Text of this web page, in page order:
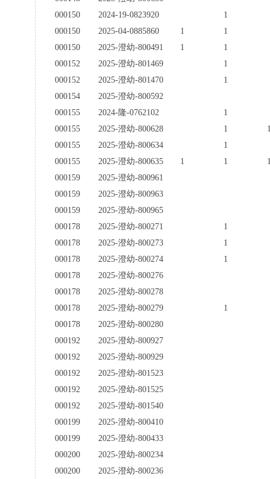
000150
2024-19-0823920
1
000150
2025-04-0885860 1
1
000150
2025-澄幼-800491 1
1
000152
2025-澄幼-801469
1
000152
2025-澄幼-801470
1
000154
2025-澄幼-800592
000155
2024-隆-0762102
1
000155
2025-澄幼-800628 1
000155
2025-澄幼-800634
1
000155
2025-澄幼-800635 1 1
000159
2025-澄幼-800961
000159
2025-澄幼-800963
000159
2025-澄幼-800965
000178
2025-澄幼-800271
1
000178
2025-澄幼-800273
1
000178
2025-澄幼-800274
1
000178
2025-澄幼-800276
000178
2025-澄幼-800278
000178
2025-澄幼-800279
1
000178
2025-澄幼-800280
000192
2025-澄幼-800927
000192
2025-澄幼-800929
000192
2025-澄幼-801523
000192
2025-澄幼-801525
000192
2025-澄幼-801540
000199
2025-澄幼-800410
000199
2025-澄幼-800433
000200
2025-澄幼-800234
000200
2025-澄幼-800236